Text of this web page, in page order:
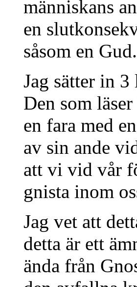
människans
en
såsom en Gud.
Jag sätter in
Den som
en fara med
av sin ande
att vi vid vår
gnista inom
Jag vet att
detta är ett
ända från